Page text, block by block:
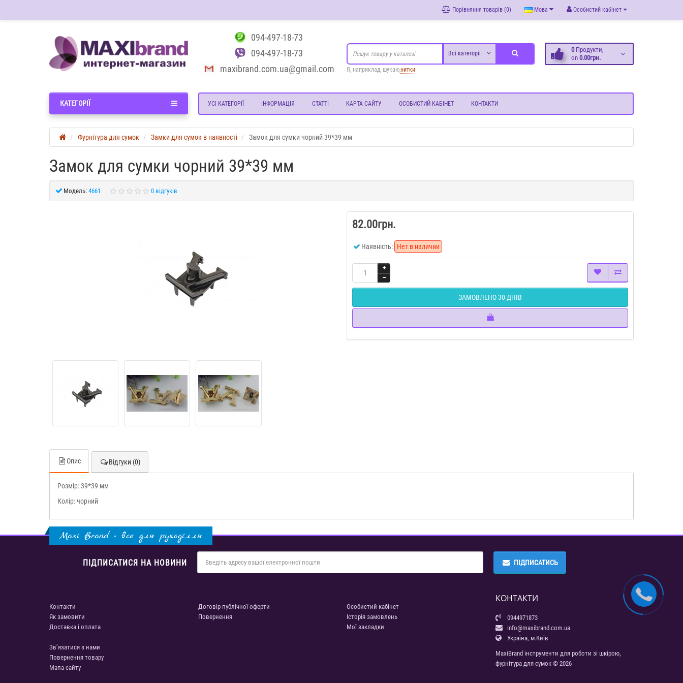
Особистий кабінет
Мова
Порівняння товарів (0)
094-497-18-73
094-497-18-73
maxibrand.com.ua@gmail.com
0 Продукти,
on 0.00грн.
Всі категоріі
Я, наприклад, шукаю,нитки
УСІ КАТЕГОРІЇ ІНФОРМАЦІЯ СТАТТІ КАРТА САЙТУ ОСОБИСТИЙ КАБІНЕТ КОНТАКТИ
КАТЕГОРІЇ
Фурнітура для сумок Замки для сумок в наявності Замок для сумки чорний 39*39 мм
Замок для сумки чорний 39*39 мм
Модель: 4661 0 відгуків
82.00грн.
Наявність: Нет в наличии
ЗАМОВЛЕНО 30 ДНІВ
Опис Відгуки (0)
Розмір: 39*39 мм
Колір: чорний
Maxi Brand - все для рукоділля
ПІДПИСАТИСЯ НА НОВИНИ ПІДПИСАТИСЬ
Контакти
Як замовити
Доставка і оплата
Зв’язатися з нами
Повернення товару
Мапа сайту
Договір публічної оферти
Повернення
Особистий кабінет
Історія замовлень
Мої закладки
КОНТАКТИ
0944971873
info@maxibrand.com.ua
Україна, м.Київ
MaxiBrand інструменти для роботи зі шкірою,
фурнітура для сумок © 2026